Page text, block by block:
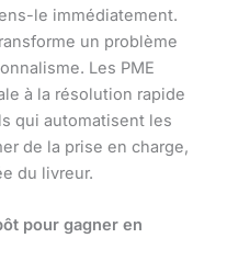
le immédiatement.
un problème
Les PME
à la résolution rapide
qui automatisent les
de la prise en charge,
du livreur.
pour gagner en